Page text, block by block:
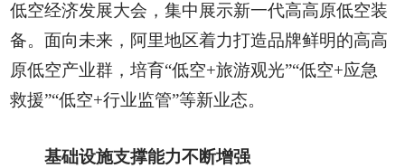
低空经济发展大会，集中展示新一代高高原低空装
备。面向未来，阿里地区着力打造品牌鲜明的高高
原低空产业群，培育“低空+旅游观光”“低空+应急
救援”“低空+行业监管”等新业态。
基础设施支撑能力不断增强